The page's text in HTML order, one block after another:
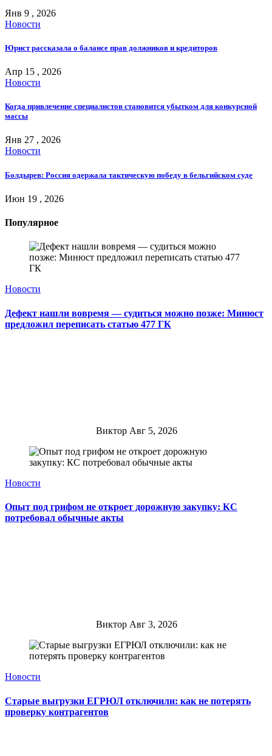
Янв 9 , 2026
Новости
Юрист рассказала о балансе прав должников и кредиторов
Апр 15 , 2026
Новости
Когда привлечение специалистов становится убытком для конкурсной
массы
Янв 27 , 2026
Новости
Болдырев: Россия одержала тактическую победу в бельгийском суде
Июн 19 , 2026
Популярное
Новости
Дефект нашли вовремя — судиться можно позже: Минюст
предложил переписать статью 477 ГК
Виктор Авг 5, 2026
Новости
Опыт под грифом не откроет дорожную закупку: КС
потребовал обычные акты
Виктор Авг 3, 2026
Новости
Старые выгрузки ЕГРЮЛ отключили: как не потерять
проверку контрагентов